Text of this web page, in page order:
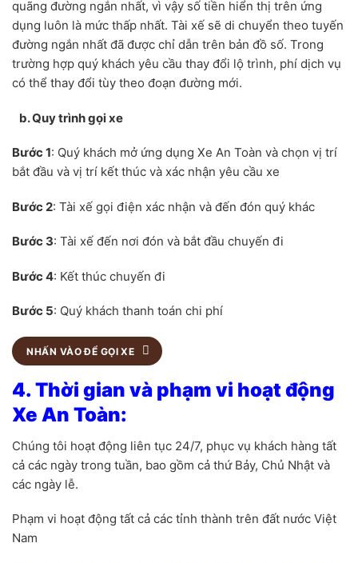
quãng đường ngắn nhất, vì vậy số tiền hiển thị trên ứng
dụng luôn là mức thấp nhất. Tài xế sẽ di chuyển theo tuyến
đường ngắn nhất đã được chỉ dẫn trên bản đồ số. Trong
trường hợp quý khách yêu cầu thay đổi lộ trình, phí dịch vụ
có thể thay đổi tùy theo đoạn đường mới.
b. Quy trình gọi xe
Bước 1: Quý khách mở ứng dụng Xe An Toàn và chọn vị trí
bắt đầu và vị trí kết thúc và xác nhận yêu cầu xe
Bước 2: Tài xế gọi điện xác nhận và đến đón quý khác
Bước 3: Tài xế đến nơi đón và bắt đầu chuyến đi
Bước 4: Kết thúc chuyến đi
Bước 5: Quý khách thanh toán chi phí
NHẤN VÀO ĐỂ GỌI XE
4. Thời gian và phạm vi hoạt động
Xe An Toàn:
Chúng tôi hoạt động liên tục 24/7, phục vụ khách hàng tất
cả các ngày trong tuần, bao gồm cả thứ Bảy, Chủ Nhật và
các ngày lễ.
Phạm vi hoạt động tất cả các tỉnh thành trên đất nước Việt
Nam